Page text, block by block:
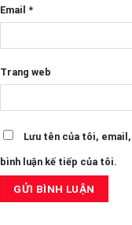
Email *
Trang web
Lưu tên của tôi,
bình luận kế tiếp của tôi.